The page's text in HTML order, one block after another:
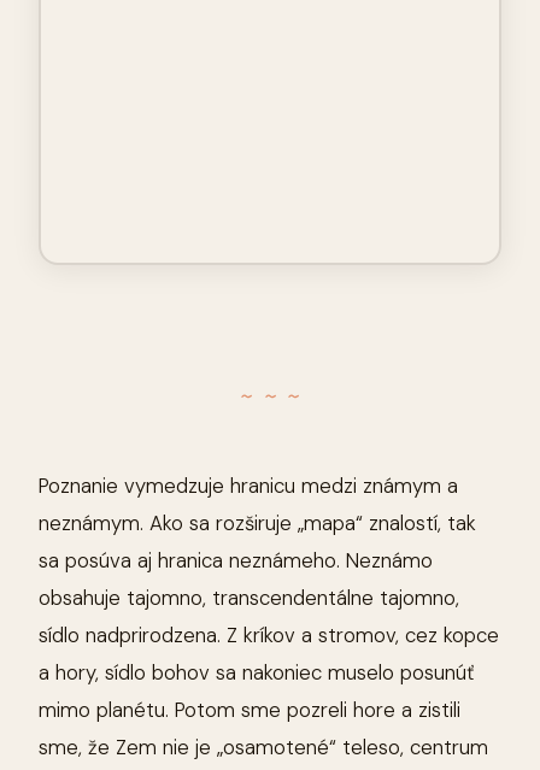
~ ~ ~
Poznanie vymedzuje hranicu medzi známym a
neznámym. Ako sa rozširuje „mapa“ znalostí, tak
sa posúva aj hranica neznámeho. Neznámo
obsahuje tajomno, transcendentálne tajomno,
sídlo nadprirodzena. Z kríkov a stromov, cez kopce
a hory, sídlo bohov sa nakoniec muselo posunúť
mimo planétu. Potom sme pozreli hore a zistili
sme, že Zem nie je „osamotené“ teleso, centrum